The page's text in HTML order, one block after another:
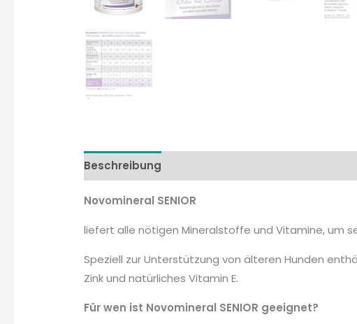
Beschreibung
Novomineral SENIOR
liefert alle nötigen Mineralstoffe und Vitamine, um
Speziell zur Unterstützung von älteren Hunden
Zink und natürliches Vitamin E.
Für wen ist Novomineral SENIOR geeignet?